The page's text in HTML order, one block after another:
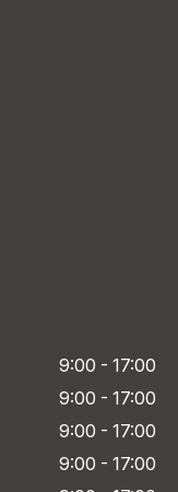
9:00 - 17:00
9:00 - 17:00
9:00 - 17:00
9:00 - 17:00